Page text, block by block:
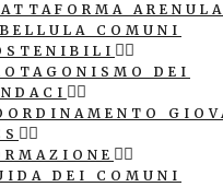
ARENULA
COMUNI
DEI
DEI COMUNI